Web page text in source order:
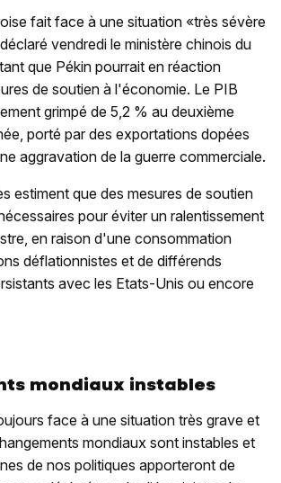
fait face à une situation «très sévère
vendredi le ministère chinois du
que Pékin pourrait en réaction
de soutien à l'économie. Le PIB
grimpé de 5,2 % au deuxième
porté par des exportations dopées
aggravation de la guerre commerciale.
estiment que des mesures de soutien
pour éviter un ralentissement
en raison d'une consommation
déflationnistes et de différends
avec les Etats-Unis ou encore
mondiaux instables
face à une situation très grave et
mondiaux sont instables et
de nos politiques apporteront de